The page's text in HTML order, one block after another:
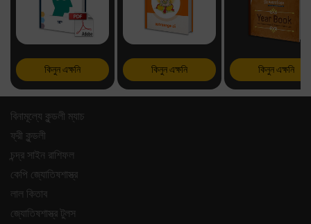
কিনুন এক্ষনি কিনুন এক্ষনি কিনুন এক্ষনি
বিনামূল্যে কুন্ডলী ম্যাচ
ফ্রী কুন্ডলী
চন্দ্র সাইন রাশিফল
কেপি জ্যোতিষশাস্ত্র
লাল কিতাব
জ্যোতিষশাস্ত্র টুলস